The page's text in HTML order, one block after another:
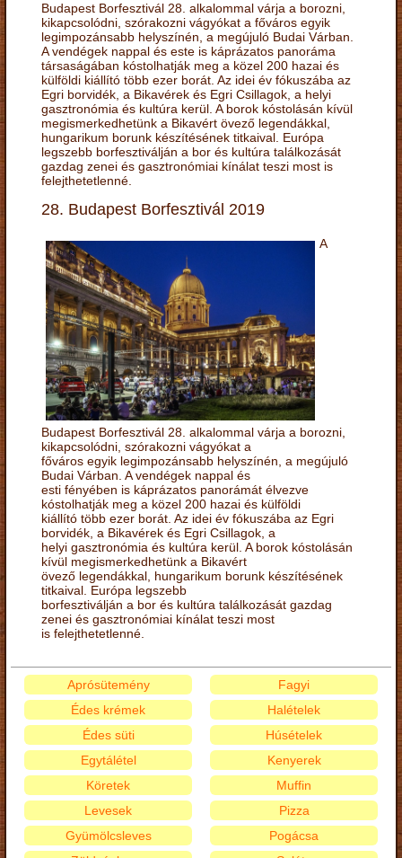
Budapest Borfesztivál 28. alkalommal várja a borozni,
kikapcsolódni, szórakozni vágyókat a főváros egyik
legimpozánsabb helyszínén, a megújuló Budai Várban.
A vendégek nappal és este is káprázatos panoráma
társaságában kóstolhatják meg a közel 200 hazai és
külföldi kiállító több ezer borát. Az idei év fókuszába az
Egri borvidék, a Bikavérek és Egri Csillagok, a helyi
gasztronómia és kultúra kerül. A borok kóstolásán kívül
megismerkedhetünk a Bikavért övező legendákkal,
hungarikum borunk készítésének titkaival. Európa
legszebb borfesztiválján a bor és kultúra találkozását
gazdag zenei és gasztronómiai kínálat teszi most is
felejthetetlenné.
28. Budapest Borfesztivál 2019
A
Budapest Borfesztivál 28. alkalommal várja a borozni,
kikapcsolódni, szórakozni vágyókat a
főváros egyik legimpozánsabb helyszínén, a megújuló
Budai Várban. A vendégek nappal és
esti fényében is káprázatos panorámát élvezve
kóstolhatják meg a közel 200 hazai és külföldi
kiállító több ezer borát. Az idei év fókuszába az Egri
borvidék, a Bikavérek és Egri Csillagok, a
helyi gasztronómia és kultúra kerül. A borok kóstolásán
kívül megismerkedhetünk a Bikavért
övező legendákkal, hungarikum borunk készítésének
titkaival. Európa legszebb
borfesztiválján a bor és kultúra találkozását gazdag
zenei és gasztronómiai kínálat teszi most
is felejthetetlenné.
Aprósütemény
Édes krémek
Édes süti
Egytálétel
Fagyi
Halételek
Húsételek
Kenyerek
Köretek
Levesek
Gyümölcsleves
Muffin
Pizza
Pogácsa